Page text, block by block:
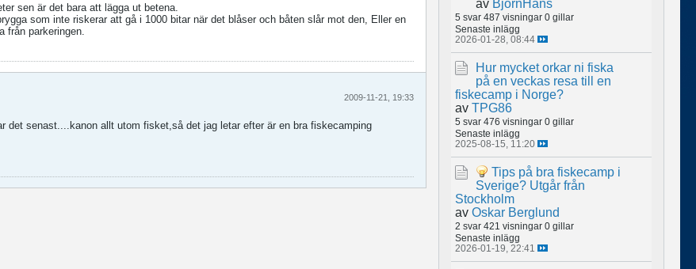
sen är det bara att lägga ut betena.
som inte riskerar att gå i 1000 bitar när det blåser och båten slår mot den, Eller en
från parkeringen.
2009-11-21, 19:33
senast....kanon allt utom fisket,så det jag letar efter är en bra fiskecamping
av BjornHans
5 svar 487 visningar 0 gillar
Senaste inlägg
2026-01-28, 08:44
Hur mycket orkar ni fiska
på en veckas resa till en
fiskecamp i Norge?
av TPG86
5 svar 476 visningar 0 gillar
Senaste inlägg
2025-08-15, 11:20
Tips på bra fiskecamp i
Sverige? Utgår från
Stockholm
av Oskar Berglund
2 svar 421 visningar 0 gillar
Senaste inlägg
2026-01-19, 22:41